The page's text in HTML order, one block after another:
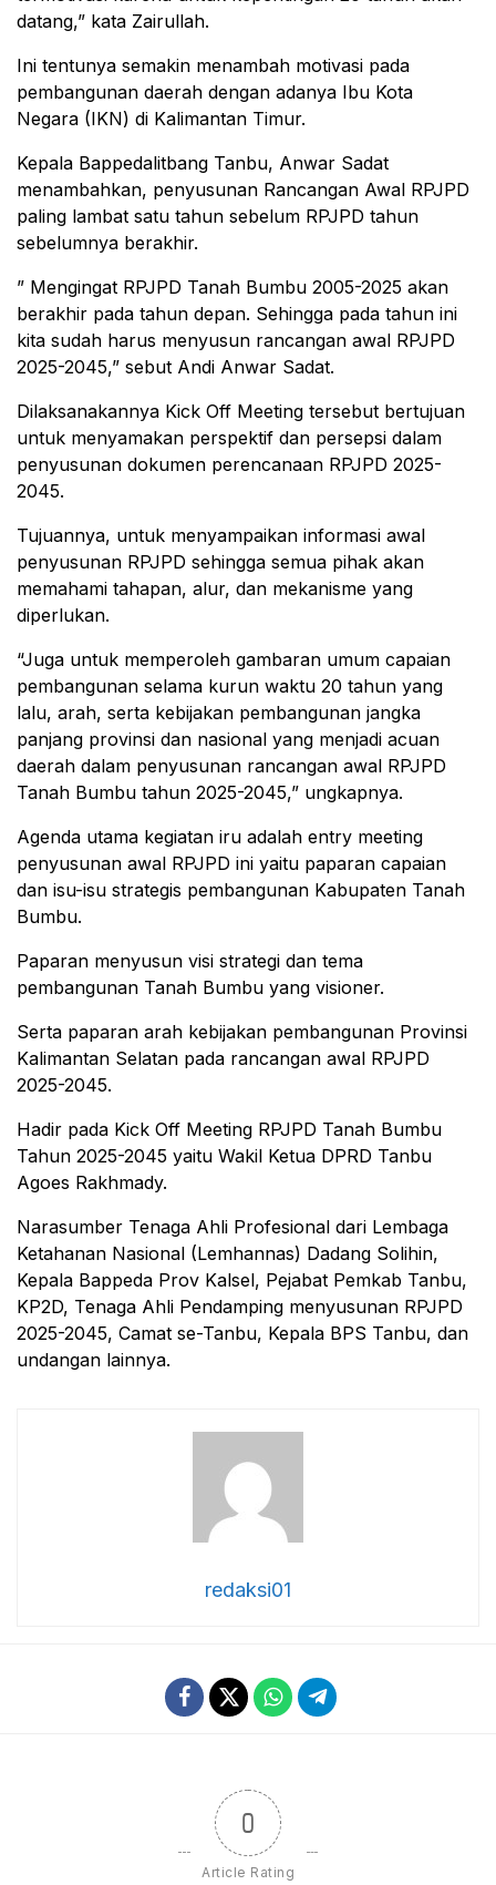
datang,” kata Zairullah.
Ini tentunya semakin menambah motivasi pada
pembangunan daerah dengan adanya Ibu Kota
Negara (IKN) di Kalimantan Timur.
Kepala Bappedalitbang Tanbu, Anwar Sadat
menambahkan, penyusunan Rancangan Awal RPJPD
paling lambat satu tahun sebelum RPJPD tahun
sebelumnya berakhir.
” Mengingat RPJPD Tanah Bumbu 2005-2025 akan
berakhir pada tahun depan. Sehingga pada tahun ini
kita sudah harus menyusun rancangan awal RPJPD
2025-2045,” sebut Andi Anwar Sadat.
Dilaksanakannya Kick Off Meeting tersebut bertujuan
untuk menyamakan perspektif dan persepsi dalam
penyusunan dokumen perencanaan RPJPD 2025-
2045.
Tujuannya, untuk menyampaikan informasi awal
penyusunan RPJPD sehingga semua pihak akan
memahami tahapan, alur, dan mekanisme yang
diperlukan.
“Juga untuk memperoleh gambaran umum capaian
pembangunan selama kurun waktu 20 tahun yang
lalu, arah, serta kebijakan pembangunan jangka
panjang provinsi dan nasional yang menjadi acuan
daerah dalam penyusunan rancangan awal RPJPD
Tanah Bumbu tahun 2025-2045,” ungkapnya.
Agenda utama kegiatan iru adalah entry meeting
penyusunan awal RPJPD ini yaitu paparan capaian
dan isu-isu strategis pembangunan Kabupaten Tanah
Bumbu.
Paparan menyusun visi strategi dan tema
pembangunan Tanah Bumbu yang visioner.
Serta paparan arah kebijakan pembangunan Provinsi
Kalimantan Selatan pada rancangan awal RPJPD
2025-2045.
Hadir pada Kick Off Meeting RPJPD Tanah Bumbu
Tahun 2025-2045 yaitu Wakil Ketua DPRD Tanbu
Agoes Rakhmady.
Narasumber Tenaga Ahli Profesional dari Lembaga
Ketahanan Nasional (Lemhannas) Dadang Solihin,
Kepala Bappeda Prov Kalsel, Pejabat Pemkab Tanbu,
KP2D, Tenaga Ahli Pendamping menyusunan RPJPD
2025-2045, Camat se-Tanbu, Kepala BPS Tanbu, dan
undangan lainnya.
redaksi01
0
Article Rating